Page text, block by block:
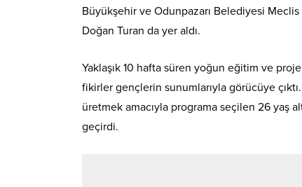
Büyükşehir ve Odunpazarı Belediyesi
Doğan Turan da yer aldı.
Yaklaşık 10 hafta süren yoğun eğitim ve
fikirler gençlerin sunumlarıyla görücüye
üretmek amacıyla programa seçilen 26 yaş
geçirdi.